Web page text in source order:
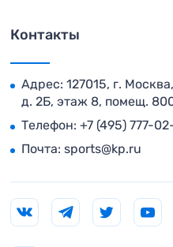
Контакты
Адрес: 127015, г.
д. 2Б, этаж 8, помещ.
Телефон: +7 (495) 777-
Почта: sports@kp.ru